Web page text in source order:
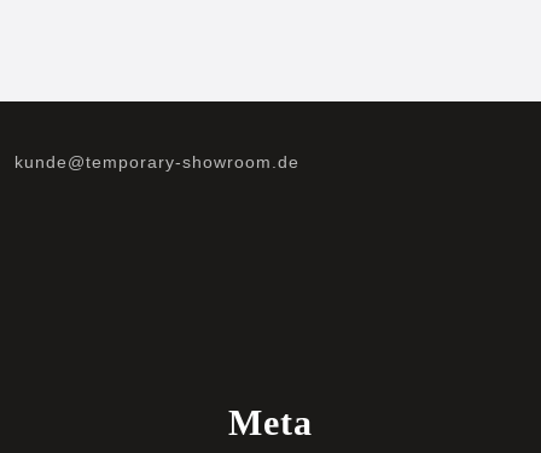
kunde@temporary-showroom.de
Meta